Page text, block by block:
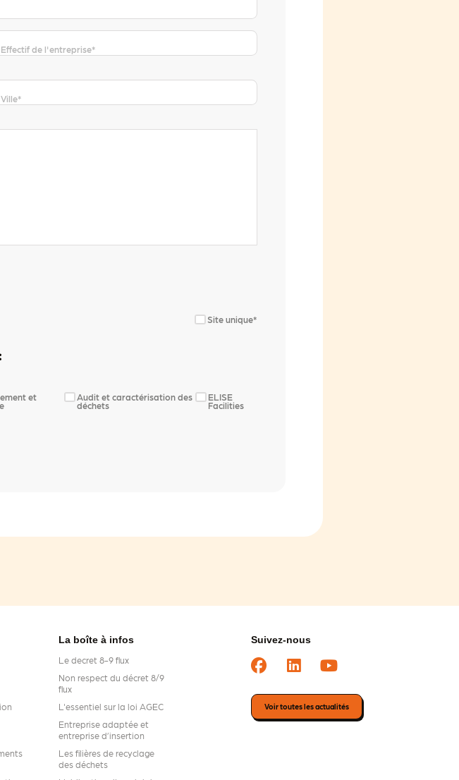
Effectif de l'entreprise*
Ville*
Site unique*
et Audit et caractérisation des
déchets
ELISE
Facilities
La boîte à infos
Le decret 8-9 flux
Non respect du décret 8/9
flux
L'essentiel sur la loi AGEC
Entreprise adaptée et
entreprise d’insertion
Les filières de recyclage
des déchets
Suivez-nous
Voir toutes les actualités